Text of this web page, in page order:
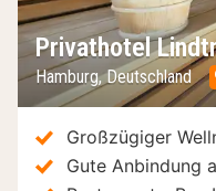
Privathotel
Hamburg, Deutschland
Großzügiger
Gute Anbindung